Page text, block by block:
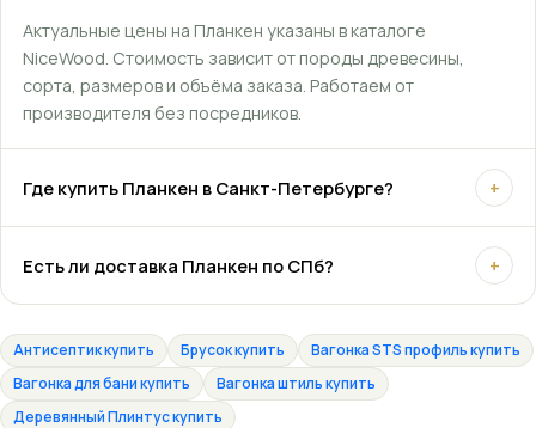
Актуальные цены на Планкен указаны в каталоге
NiceWood. Стоимость зависит от породы древесины,
сорта, размеров и объёма заказа. Работаем от
производителя без посредников.
Где купить Планкен в Санкт-Петербурге? +
Есть ли доставка Планкен по СПб? +
Антисептик купить Брусок купить
Вагонка STS профиль купить
Вагонка для бани купить
Вагонка штиль купить
Деревянный Плинтус купить